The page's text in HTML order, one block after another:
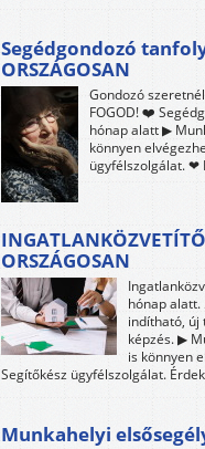
Segédgondozó
ORSZÁGOSAN
Gondozó
FOGOD! ❤️
hónap alatt ▶
könnyen
ügyfélszolgálat. ❤
ORSZÁGOSAN
hónap
indítható, új
képzés. ▶
is könnyen
Segítőkész ügyfélszolgálat.
Munkahelyi